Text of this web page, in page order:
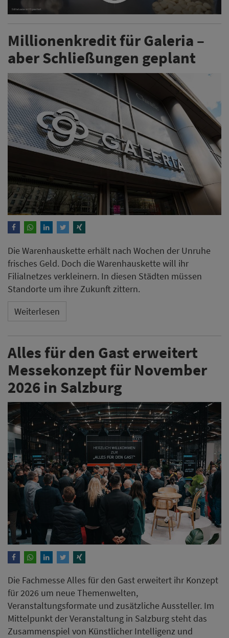
Millionenkredit für Galeria –
aber Schließungen geplant
Die Warenhauskette erhält nach Wochen der Unruhe
frisches Geld. Doch die Warenhauskette will ihr
Filialnetzes verkleinern. In diesen Städten müssen
Standorte um ihre Zukunft zittern.
Weiterlesen
Alles für den Gast erweitert
Messekonzept für November
2026 in Salzburg
Die Fachmesse Alles für den Gast erweitert ihr Konzept
für 2026 um neue Themenwelten,
Veranstaltungsformate und zusätzliche Aussteller. Im
Mittelpunkt der Veranstaltung in Salzburg steht das
Zusammenspiel von Künstlicher Intelligenz und